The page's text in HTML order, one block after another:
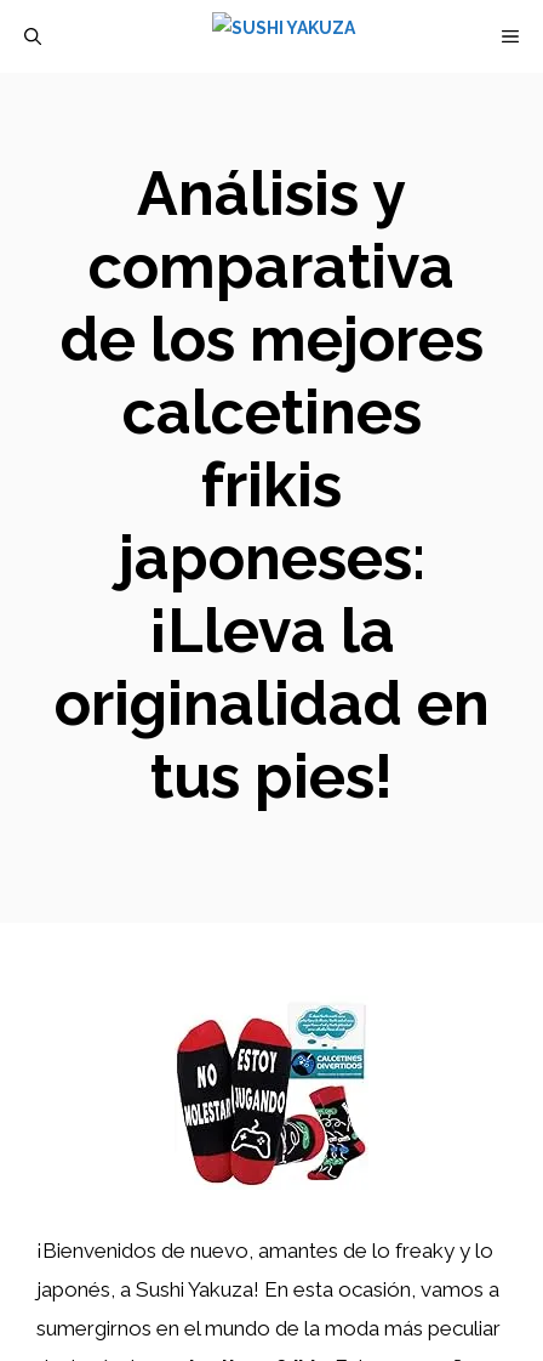
Análisis y
comparativa
de los mejores
calcetines
frikis
japoneses:
¡Lleva la
originalidad en
tus pies!
¡Bienvenidos de nuevo, amantes de lo freaky y lo
japonés, a Sushi Yakuza! En esta ocasión, vamos a
sumergirnos en el mundo de la moda más peculiar